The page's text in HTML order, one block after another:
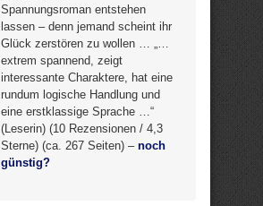
Spannungsroman entstehen
lassen – denn jemand scheint ihr
Glück zerstören zu wollen … „…
extrem spannend, zeigt
interessante Charaktere, hat eine
rundum logische Handlung und
eine erstklassige Sprache …“
(Leserin) (10 Rezensionen / 4,3
Sterne) (ca. 267 Seiten) – noch
günstig?